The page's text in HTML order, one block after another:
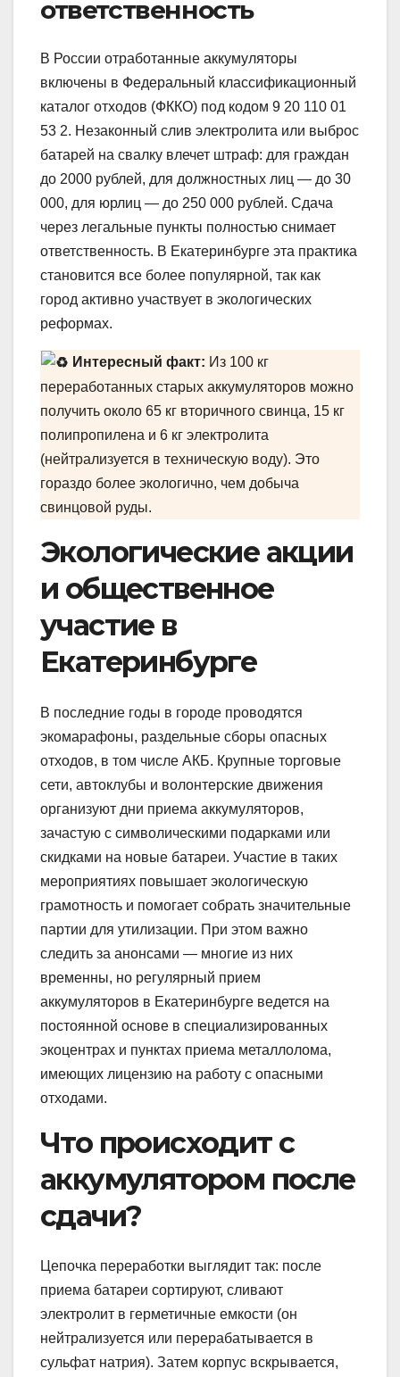
ответственность
В России отработанные аккумуляторы
включены в Федеральный классификационный
каталог отходов (ФККО) под кодом 9 20 110 01
53 2. Незаконный слив электролита или выброс
батарей на свалку влечет штраф: для граждан
до 2000 рублей, для должностных лиц — до 30
000, для юрлиц — до 250 000 рублей. Сдача
через легальные пункты полностью снимает
ответственность. В Екатеринбурге эта практика
становится все более популярной, так как
город активно участвует в экологических
реформах.
Интересный факт: Из 100 кг
переработанных старых аккумуляторов можно
получить около 65 кг вторичного свинца, 15 кг
полипропилена и 6 кг электролита
(нейтрализуется в техническую воду). Это
гораздо более экологично, чем добыча
свинцовой руды.
Экологические акции
и общественное
участие в
Екатеринбурге
В последние годы в городе проводятся
экомарафоны, раздельные сборы опасных
отходов, в том числе АКБ. Крупные торговые
сети, автоклубы и волонтерские движения
организуют дни приема аккумуляторов,
зачастую с символическими подарками или
скидками на новые батареи. Участие в таких
мероприятиях повышает экологическую
грамотность и помогает собрать значительные
партии для утилизации. При этом важно
следить за анонсами — многие из них
временны, но регулярный прием
аккумуляторов в Екатеринбурге ведется на
постоянной основе в специализированных
экоцентрах и пунктах приема металлолома,
имеющих лицензию на работу с опасными
отходами.
Что происходит с
аккумулятором после
сдачи?
Цепочка переработки выглядит так: после
приема батареи сортируют, сливают
электролит в герметичные емкости (он
нейтрализуется или перерабатывается в
сульфат натрия). Затем корпус вскрывается,